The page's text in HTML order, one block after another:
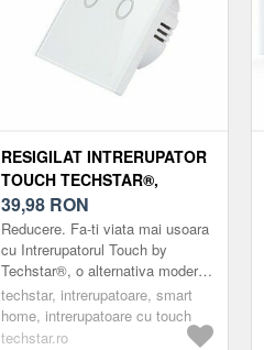
RESIGILAT INTRERUPATOR
TOUCH TECHSTAR®,
STICLA SECURIZATA,
DESIGN MODERN,
ILUMINARE LED, 2 FAZE,
ALB
39,98 RON
Reducere. Fa-ti viata mai usoara
cu Intrerupatorul Touch by
Techstar®, o alternativa moderna
la intrerupatoarele clasice.
Intrerupatoarele marca ®Techstar
su...
techstar, intrerupatoare, smart
home, intrerupatoare cu touch
techstar.ro